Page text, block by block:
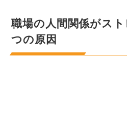
職場の人間関係がス
つの原因